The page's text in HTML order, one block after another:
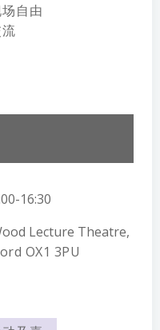
自由
流
16:30
Lecture Theatre,
OX1 3PU